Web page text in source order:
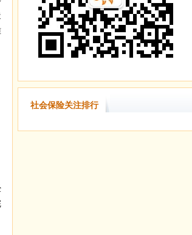
社会保险关注排行